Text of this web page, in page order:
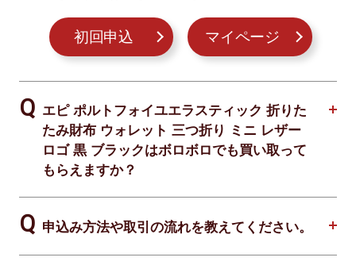
初回申込 マイページ
エピ ポルトフォイユエラスティック 折りた
たみ財布 ウォレット 三つ折り ミニ レザー
ロゴ 黒 ブラックはボロボロでも買い取って
もらえますか？
申込み方法や取引の流れを教えてください。